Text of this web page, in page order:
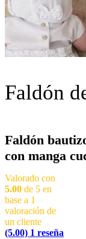
Faldón
Faldón
con manga
Valorado con
5.00 de 5 en
base a 1
valoración de
un cliente
(5.00) 1 reseña